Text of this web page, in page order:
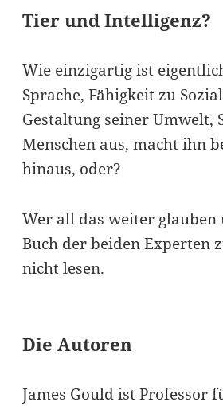
Tier und Intelligenz?
Wie einzigartig ist
Sprache, Fähigkeit zu
Gestaltung seiner Umwelt,
Menschen aus, macht ihn
hinaus, oder?
Wer all das weiter
Buch der beiden Experten
nicht lesen.
Die Autoren
James Gould ist Professor